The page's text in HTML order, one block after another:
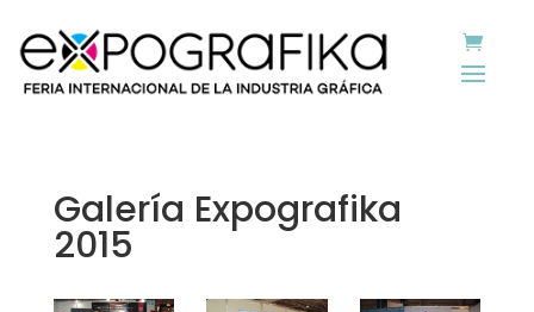
Galería Expografika
2015